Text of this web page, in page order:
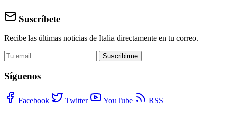
Suscríbete
Recibe las últimas noticias de Italia directamente en tu correo.
Suscribirme
Síguenos
Facebook Twitter YouTube RSS